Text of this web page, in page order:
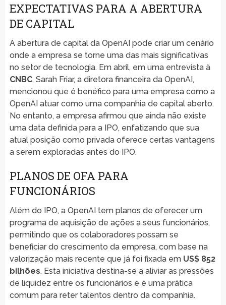
EXPECTATIVAS PARA A ABERTURA
DE CAPITAL
A abertura de capital da OpenAI pode criar um cenário
onde a empresa se torne uma das mais significativas
no setor de tecnologia. Em abril, em uma entrevista à
CNBC, Sarah Friar, a diretora financeira da OpenAI,
mencionou que é benéfico para uma empresa como a
OpenAI atuar como uma companhia de capital aberto.
No entanto, a empresa afirmou que ainda não existe
uma data definida para a IPO, enfatizando que sua
atual posição como privada oferece certas vantagens
a serem exploradas antes do IPO.
PLANOS DE OFA PARA
FUNCIONÁRIOS
Além do IPO, a OpenAI tem planos de oferecer um
programa de aquisição de ações a seus funcionários,
permitindo que os colaboradores possam se
beneficiar do crescimento da empresa, com base na
valorização mais recente que já foi fixada em US$ 852
bilhões. Esta iniciativa destina-se a aliviar as pressões
de liquidez entre os funcionários e é uma prática
comum para reter talentos dentro da companhia.